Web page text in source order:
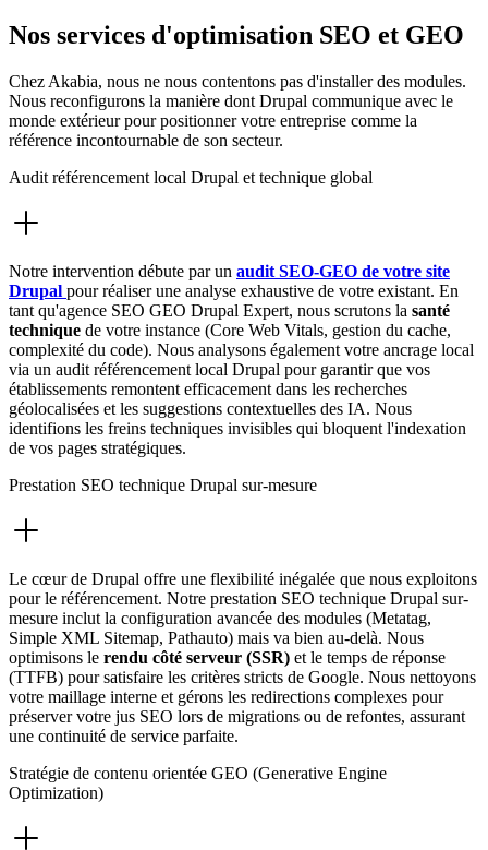
Nos services d'optimisation SEO et GEO
Chez Akabia, nous ne nous contentons pas d'installer des modules.
Nous reconfigurons la manière dont Drupal communique avec le
monde extérieur pour positionner votre entreprise comme la
référence incontournable de son secteur.
Audit référencement local Drupal et technique global
Notre intervention débute par un audit SEO-GEO de votre site
Drupal pour réaliser une analyse exhaustive de votre existant. En
tant qu'agence SEO GEO Drupal Expert, nous scrutons la santé
technique de votre instance (Core Web Vitals, gestion du cache,
complexité du code). Nous analysons également votre ancrage local
via un audit référencement local Drupal pour garantir que vos
établissements remontent efficacement dans les recherches
géolocalisées et les suggestions contextuelles des IA. Nous
identifions les freins techniques invisibles qui bloquent l'indexation
de vos pages stratégiques.
Prestation SEO technique Drupal sur-mesure
Le cœur de Drupal offre une flexibilité inégalée que nous exploitons
pour le référencement. Notre prestation SEO technique Drupal sur-
mesure inclut la configuration avancée des modules (Metatag,
Simple XML Sitemap, Pathauto) mais va bien au-delà. Nous
optimisons le rendu côté serveur (SSR) et le temps de réponse
(TTFB) pour satisfaire les critères stricts de Google. Nous nettoyons
votre maillage interne et gérons les redirections complexes pour
préserver votre jus SEO lors de migrations ou de refontes, assurant
une continuité de service parfaite.
Stratégie de contenu orientée GEO (Generative Engine
Optimization)